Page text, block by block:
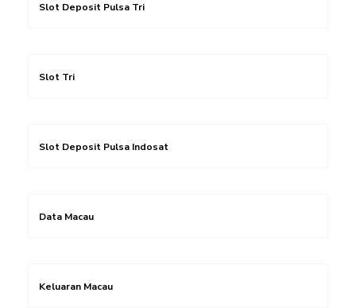
Slot Deposit Pulsa Tri
Slot Tri
Slot Deposit Pulsa Indosat
Data Macau
Keluaran Macau